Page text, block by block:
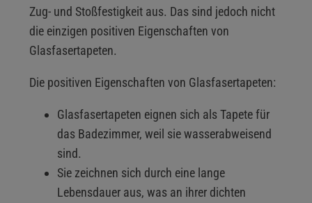
Zug- und Stoßfestigkeit aus. Das sind jedoch nicht
die einzigen positiven Eigenschaften von
Glasfasertapeten.
Die positiven Eigenschaften von Glasfasertapeten:
Glasfasertapeten eignen sich als Tapete für
das Badezimmer, weil sie wasserabweisend
sind.
Sie zeichnen sich durch eine lange
Lebensdauer aus, was an ihrer dichten